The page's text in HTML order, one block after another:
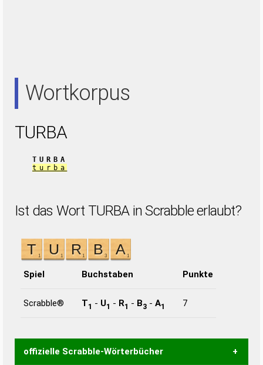
Wortkorpus
TURBA
TURBA
turba
Ist das Wort TURBA in Scrabble erlaubt?
Spiel Buchstaben Punkte
Scrabble® T1 - U1 - R1 - B3 - A1 7
offizielle Scrabble-Wörterbücher